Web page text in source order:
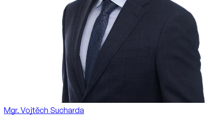
Mgr. Vojtěch Sucharda